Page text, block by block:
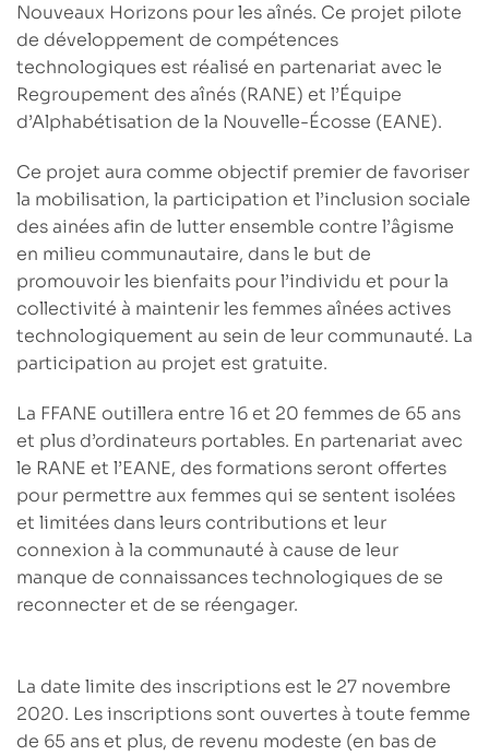
Nouveaux Horizons pour les aînés. Ce projet pilote
de développement de compétences
technologiques est réalisé en partenariat avec le
Regroupement des aînés (RANE) et l’Équipe
d’Alphabétisation de la Nouvelle-Écosse (EANE).
Ce projet aura comme objectif premier de favoriser
la mobilisation, la participation et l’inclusion sociale
des ainées afin de lutter ensemble contre l’âgisme
en milieu communautaire, dans le but de
promouvoir les bienfaits pour l’individu et pour la
collectivité à maintenir les femmes aînées actives
technologiquement au sein de leur communauté. La
participation au projet est gratuite.
La FFANE outillera entre 16 et 20 femmes de 65 ans
et plus d’ordinateurs portables. En partenariat avec
le RANE et l’EANE, des formations seront offertes
pour permettre aux femmes qui se sentent isolées
et limitées dans leurs contributions et leur
connexion à la communauté à cause de leur
manque de connaissances technologiques de se
reconnecter et de se réengager.
La date limite des inscriptions est le 27 novembre
2020. Les inscriptions sont ouvertes à toute femme
de 65 ans et plus, de revenu modeste (en bas de